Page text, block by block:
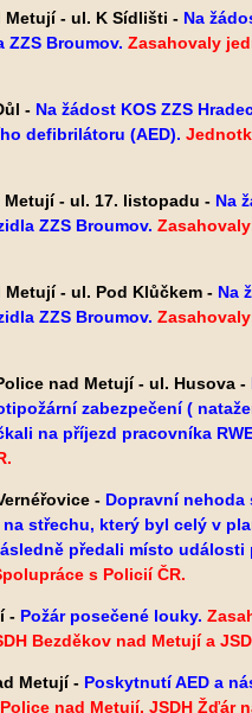
Metují - ul. K Sídlišti - Na
Broumov. Zasahovaly
- Na žádost KOS ZZS
defibrilátoru (AED).
Metují - ul. 17. listopadu - Na
ZZS Broumov.
Metují - ul. Pod Klůčkem - Na
ZZS Broumov.
nad Metují - ul. Husova -
zabezpečení (
na příjezd pracovníka
- Dopravní nehoda
střechu, který byl celý v
předali místo události
s Policií ČR.
- Požár posečené louky.
Bezděkov nad Metují a
Metují - Poskytnutí AED a
nad Metují, JSDH Žďár